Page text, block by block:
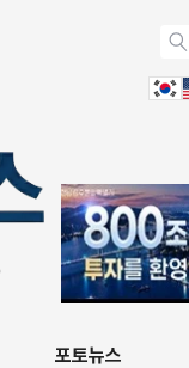
포토뉴스